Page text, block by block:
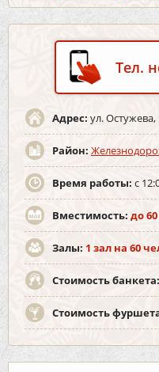
Тел.
Адрес: ул.
Район:
Время работы: с
Вместимость: до
Залы: 1 зал на 60
Стоимость банкета:
Стоимость